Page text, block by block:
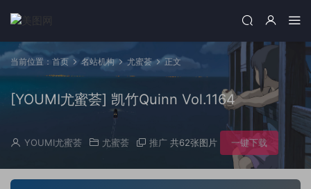
当前位置： 首页 名站机构 尤蜜荟 正文
[YOUMI尤蜜荟] 凯竹Quinn Vol.1164
YOUMI尤蜜荟 尤蜜荟 推广 共62张图片 一键下载